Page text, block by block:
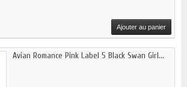
Ajouter au panier
Avian Romance Pink Label 5 Black Swan Girl...